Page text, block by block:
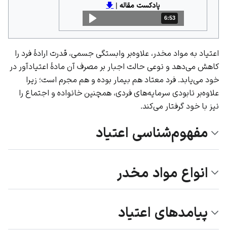
پادکست مقاله|
🡇
مدت: 6 دقیقه و 53 ثانیه
6:53
اعتیاد به مواد مخدر، علاوه‌بر وابستگی جسمی، قدرت ارادۀ فرد را
کاهش می‌دهد و نوعی حالت اجبار بر مصرف آن مادۀ اعتیادآور در
خود می‌یابد. فرد معتاد هم بیمار بوده و هم مجرم است؛ زیرا
علاوه‌بر نابودی سرمایه‌های فردی، همچنین خانواده و اجتماع را
نیز با خود گرفتار می‌کند.
مفهوم‌شناسی اعتیاد
انواع مواد مخدر
پیامدهای اعتیاد